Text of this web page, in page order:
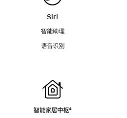
Siri
智能助理
语音识别
智能家居中枢脚
⁴